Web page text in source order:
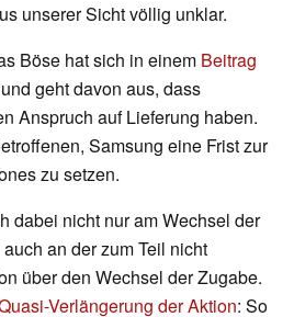
unserer Sicht völlig unklar.
Böse hat sich in einem Beitrag
geht davon aus, dass
Anspruch auf Lieferung haben.
Samsung eine Frist zur
zu setzen.
dabei nicht nur am Wechsel der
an der zum Teil nicht
über den Wechsel der Zugabe.
Verlängerung der Aktion: So